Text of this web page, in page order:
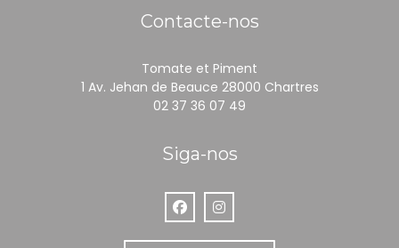
Contacte-nos
Tomate et Piment
1 Av. Jehan de Beauce 28000 Chartres((abre
02 37 36 07 49
Siga-nos
Facebook ((abre numa nova
Instagram ((abre numa